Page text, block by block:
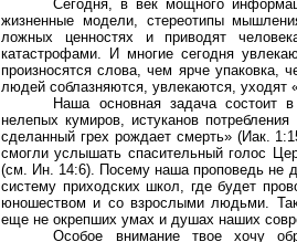
Сегодня, в век мощного
жизненные модели, стереотипы
ложных ценностях и приводят
катастрофами. И многие сегодня
произносятся слова, чем ярче
людей соблазняются, увлекаются, уходят
Наша основная задача состоит
нелепых кумиров, истуканов
сделанный грех рождает смерть» (Иак.
смогли услышать спасительный голос
(см. Ин. 14:6). Посему наша проповедь не
систему приходских школ, где будет
юношеством и со взрослыми людьми.
еще не окрепших умах и душах наших
Особое внимание твое хочу